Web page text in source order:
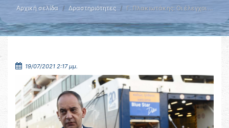
Αρχική σελίδα Δραστηριότητες Γ. Πλακιωτάκης: Οι έλεγχοι …
19/07/2021 2:17 μμ.